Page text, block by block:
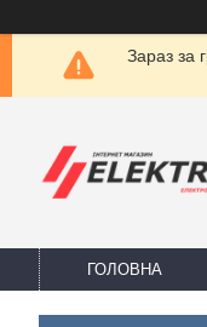
Зараз за
ГОЛОВНА